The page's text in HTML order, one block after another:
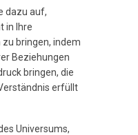
dazu auf,
in Ihre
bringen, indem
Beziehungen
bringen, die
erfüllt
Universums,